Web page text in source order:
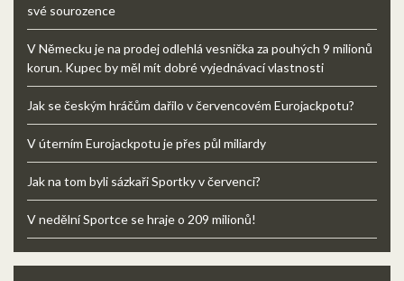
své sourozence
V Německu je na prodej odlehlá vesnička za pouhých 9 milionů
korun. Kupec by měl mít dobré vyjednávací vlastnosti
Jak se českým hráčům dařilo v červencovém Eurojackpotu?
V úterním Eurojackpotu je přes půl miliardy
Jak na tom byli sázkaři Sportky v červenci?
V nedělní Sportce se hraje o 209 milionů!